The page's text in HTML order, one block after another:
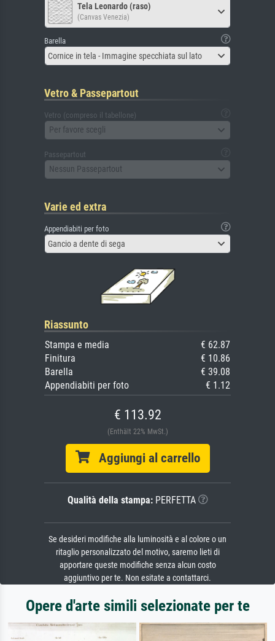
Tela Leonardo (raso)
(Canvas Venezia)
Barella
Cornice in tela - Immagine specchiata sul lato
Vetro & Passepartout
Vetro (compreso il tabellone)
Per favore scegli
Passepartout
Nessun Passepartout
Varie ed extra
Appendiabiti per foto
Gancio a dente di sega
Riassunto
Stampa e media
€ 62.87
Finitura
€ 10.86
Barella
€ 39.08
Appendiabiti per foto
€ 1.12
€ 113.92
(Enthält 22% MwSt.)
Aggiungi al carrello
Qualità della stampa:PERFETTA
Se desideri modifiche alla luminosità e al colore o un
ritaglio personalizzato del motivo, saremo lieti di
apportare queste modifiche senza alcun costo
aggiuntivo per te. Non esitate a contattarci.
Opere d'arte simili selezionate per te